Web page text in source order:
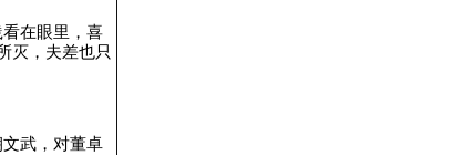
在眼里，喜
灭，夫差也只
武，对董卓